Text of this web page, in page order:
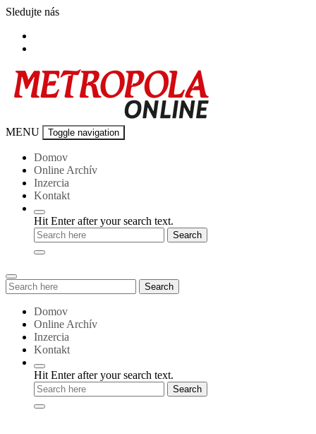
Skip
content
Sledujte nás
Metropola-
MENU Toggle navigation
Domov
Online Archív
Inzercia
Kontakt
Hit Enter after your search text.
Search
for:
Search
Domov
Online Archív
Inzercia
Kontakt
Hit Enter after your search text.